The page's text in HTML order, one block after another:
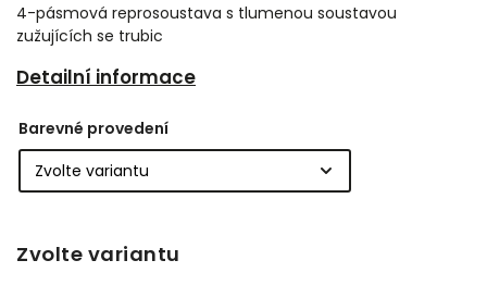
4-pásmová reprosoustava s tlumenou soustavou
zužujících se trubic
Detailní informace
Barevné provedení
Zvolte variantu